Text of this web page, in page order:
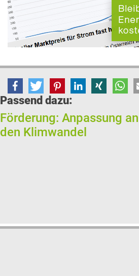
Passend dazu:
Förderung: Anpassung an
den Klimwandel